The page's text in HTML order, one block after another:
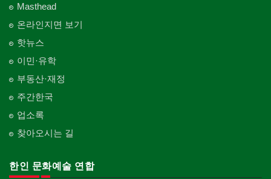
Masthead
온라인지면 보기
핫뉴스
이민·유학
부동산·재정
주간한국
업소록
찾아오시는 길
한인 문화예술 연합